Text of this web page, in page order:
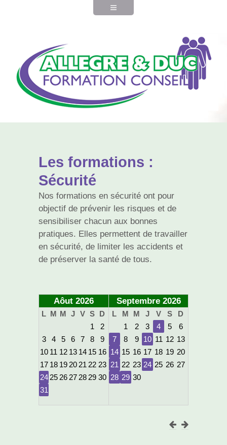
Les formations :
Sécurité
Nos formations en sécurité ont pour
objectif de prévenir les risques et de
sensibiliser chacun aux bonnes
pratiques. Elles permettent de travailler
en sécurité, de limiter les accidents et
de préserver la santé de tous.
Aôut 2026
L M M J V S D
1
2
3
4 5 6 7 8
9
10 11 12 13 14 15 16
17 18 19 20 21 22 23
24 25 26 27 28 29 30
31
Septembre 2026
L M M J V S
D
1
2 3 4 5
6
7
8 9 10 11 12 13
14 15 16 17 18 19 20
21 22 23 24 25 26 27
28 29 30